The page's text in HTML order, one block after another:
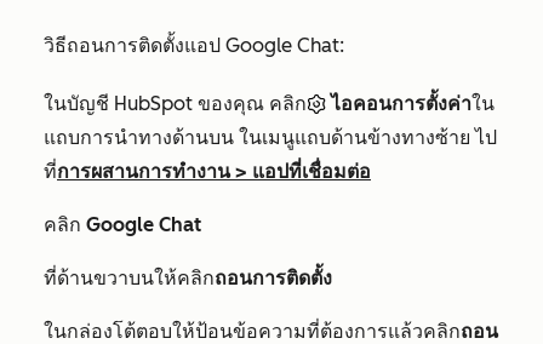
วิธีถอนการติดตั้งแอป Google Chat:
ในบัญชี HubSpot ของคุณ คลิก ไอคอนการตั้งค่าใน
แถบการนำทางด้านบน ในเมนูแถบด้านข้างทางซ้าย ไป
ที่การผสานการทำงาน> แอปที่เชื่อมต่อ
คลิก Google Chat
ที่ด้านขวาบนให้คลิกถอนการติดตั้ง
ในกล่องโต้ตอบให้ป้อนข้อความที่ต้องการแล้วคลิกถอน